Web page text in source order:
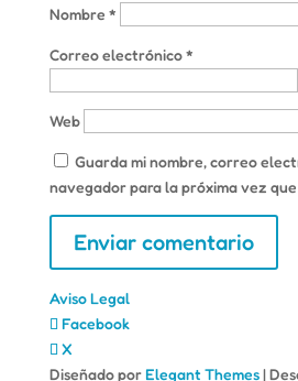
Nombre *
Correo electrónico*
Web
Guarda mi nombre, correo
navegador para la próxima vez
Aviso Legal
Facebook
X
Diseñado porElegant Themes|